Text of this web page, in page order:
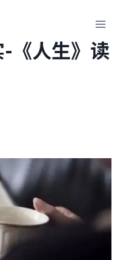
《人生》读